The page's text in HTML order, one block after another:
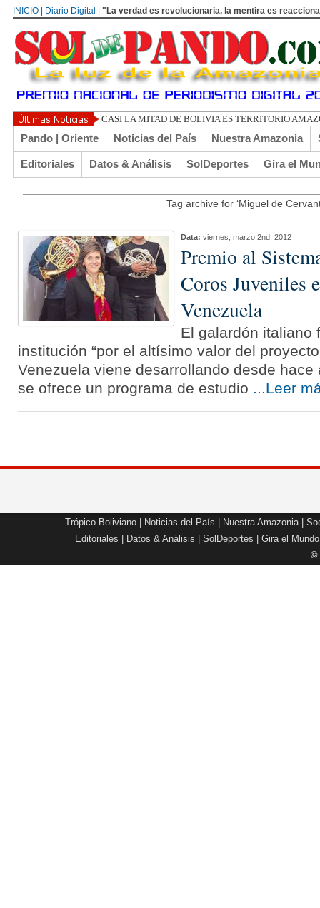
INICIO | Diario Digital | "La verdad es revolucionaria, la mentira es
CASI LA MITAD DE BOLIVIA ES TERRITORIO
Pando | Oriente Noticias del País Nuestra Amazonia
Editoriales Datos & Análisis SolDeportes Gira el
Tag archive for ‘Miguel de
Data: viernes, marzo 2nd, 2012
Premio al
Coros Juveniles
Venezuela
El galardón italiano
institución “por el altísimo valor del
Venezuela viene desarrollando desde
se ofrece un programa de estudio ...Leer
Trópico Boliviano Noticias del País Nuestra Amazonia|
Editoriales
Datos & Análisis SolDeportes Gira el Mundo
©